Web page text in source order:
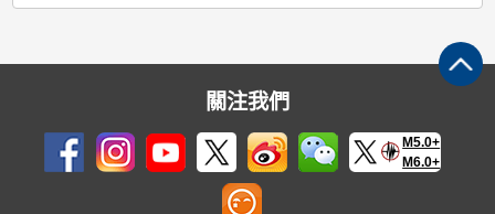
關注我們
M5.0+
M6.0+